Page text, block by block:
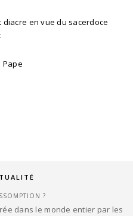
diacre en vue du sacerdoce
Pape
?
dans le monde entier par les